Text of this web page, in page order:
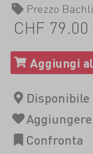
Prezzo Bächli
CHF 79.00